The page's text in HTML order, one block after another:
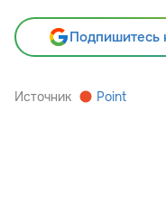
Подпишитесь
Источник Point